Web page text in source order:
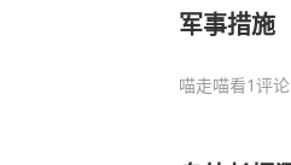
军事措施
喵走喵看1评论